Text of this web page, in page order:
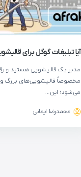
آیا تبلیغات گوگل برای
مدیر یک قالیشویی هستید و
مخصوصاً قالیشویی‌های بزرگ
می‌شود؛ این…
محمدرضا ایمانی